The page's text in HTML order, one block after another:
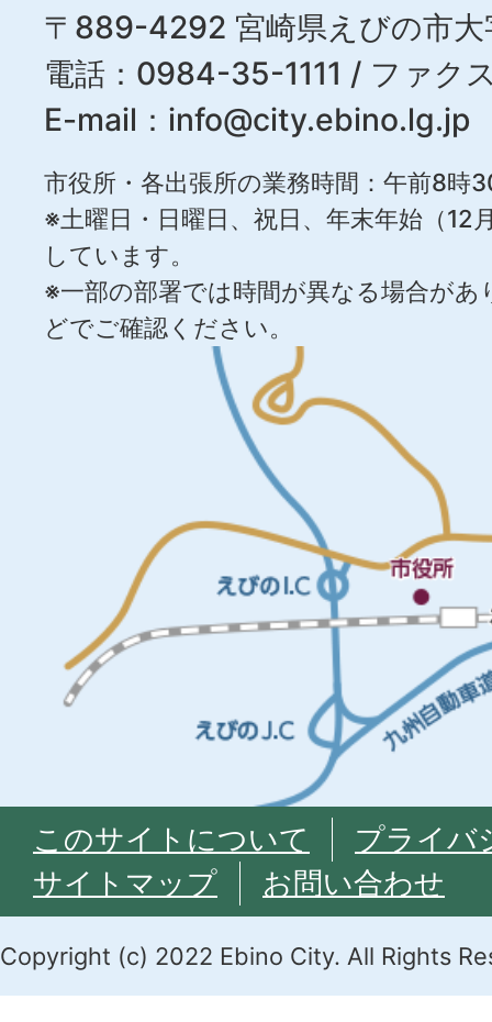
〒889-4292 宮崎県えびの市大
電話：0984-35-1111 / ファ
E-mail： info@city.ebino.lg.jp
市役所・各出張所の業務時間：午前8時
※土曜日・日曜日、祝日、年末年始（12
しています。
※一部の部署では時間が異なる場合が
どでご確認ください。
このサイトについて
プライバ
サイトマップ
お問い合わせ
Copyright (c) 2022 Ebino City. All Rights